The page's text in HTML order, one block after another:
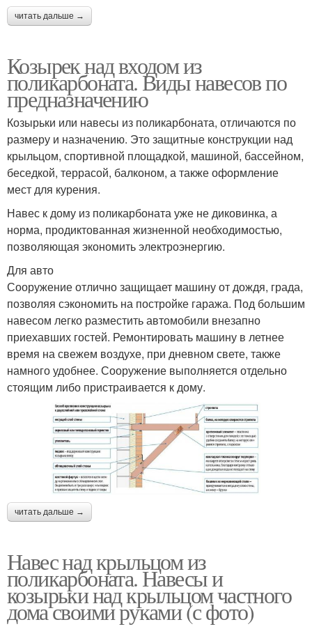
читать дальше →
Козырек над входом из
поликарбоната. Виды навесов по
предназначению
Козырьки или навесы из поликарбоната, отличаются по
размеру и назначению. Это защитные конструкции над
крыльцом, спортивной площадкой, машиной, бассейном,
беседкой, террасой, балконом, а также оформление
мест для курения.
Навес к дому из поликарбоната уже не диковинка, а
норма, продиктованная жизненной необходимостью,
позволяющая экономить электроэнергию.
Для авто
Сооружение отлично защищает машину от дождя, града,
позволяя сэкономить на постройке гаража. Под большим
навесом легко разместить автомобили внезапно
приехавших гостей. Ремонтировать машину в летнее
время на свежем воздухе, при дневном свете, также
намного удобнее. Сооружение выполняется отдельно
стоящим либо пристраивается к дому.
читать дальше →
Навес над крыльцом из
поликарбоната. Навесы и
козырьки над крыльцом частного
дома своими руками (с фото)